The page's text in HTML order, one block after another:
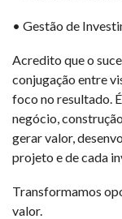
• Gestão de
Acredito que o
conjugação entre
foco no resultado.
negócio,
gerar valor,
projeto e de cada
Transformamos
valor.